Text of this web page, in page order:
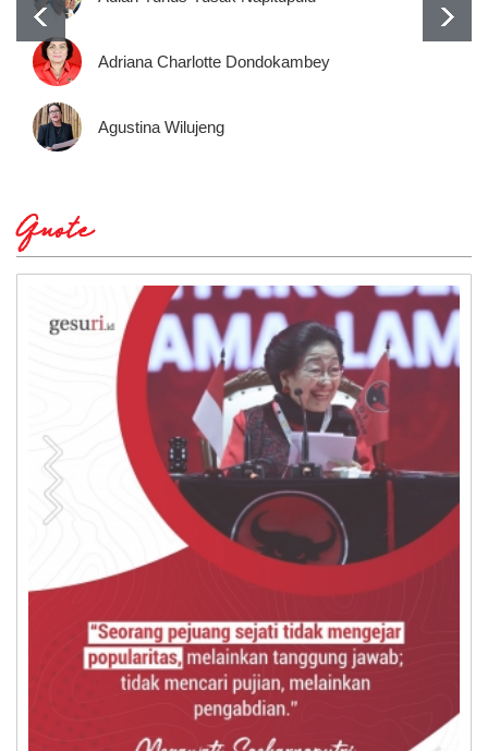
Adriana Charlotte Dondokambey
Agustina Wilujeng
Quote